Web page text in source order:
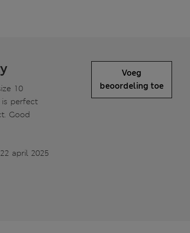
10
perfect
Good
22 april 2025
Voeg
beoordeling toe